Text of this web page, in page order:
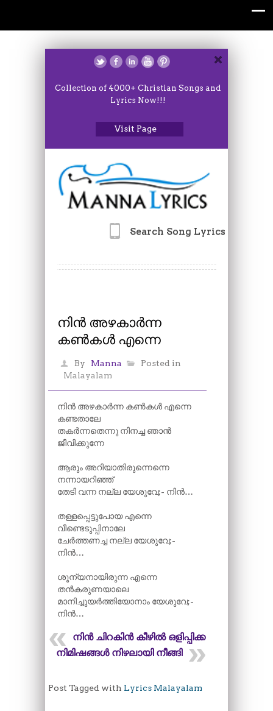
Collection of 4000+ Christian Songs and
Lyrics Now!!!
Visit Page
Search Song Lyrics
നിൻ അഴകാർന്ന
കൺകൾ എന്നെ
By Manna
Posted in
Malayalam
നിൻ അഴകാർന്ന കൺകൾ എന്നെ
കണ്ടതാലേ
തകർന്നതെന്നു നിനച്ച ഞാൻ
ജീവിക്കുന്നേ
ആരും അറിയാതിരുന്നെന്നെ
നന്നായറിഞ്ഞ്
തേടി വന്ന നല്ല യേശുവേ;- നിൻ…
തള്ളപ്പെട്ടുപോയ എന്നെ
വീണ്ടെടുപ്പിനാലേ
ചേർത്തണച്ച നല്ല യേശുവേ;-
നിൻ…
ശൂന്യനായിരുന്ന എന്നെ
തൻകരുണയാലെ
മാനിച്ചുയർത്തിയോനാം യേശുവേ;-
നിൻ…
നിൻ ചിറകിൻ കീഴിൽ ഒളിപ്പിക്ക
നിമിഷങ്ങൾ നിഴലായി നീങ്ങി
Post Tagged with Lyrics Malayalam